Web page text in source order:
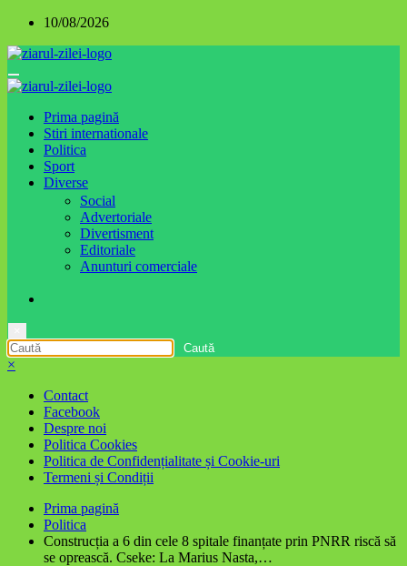
conținut
10/08/2026
Prima pagină
Stiri internationale
Politica
Sport
Diverse
Social
Advertoriale
Divertisment
Editoriale
Anunturi comerciale
×
Contact
Facebook
Despre noi
Politica Cookies
Politica de Confidențialitate și Cookie-uri
Termeni și Condiții
Prima pagină
Politica
Construcția a 6 din cele 8 spitale finanțate prin PNRR riscă să
se oprească. Cseke: La Marius Nasta,…